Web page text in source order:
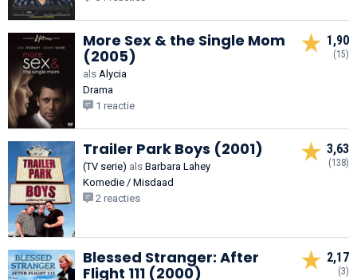
More Sex & the Single Mom
(2005)
als Alycia
Drama
1 reactie
1,90
(15)
Trailer Park Boys (2001)
(TV serie) als Barbara Lahey
Komedie / Misdaad
2 reacties
3,63
(138)
Blessed Stranger: After
Flight 111 (2000)
2,17
(3)